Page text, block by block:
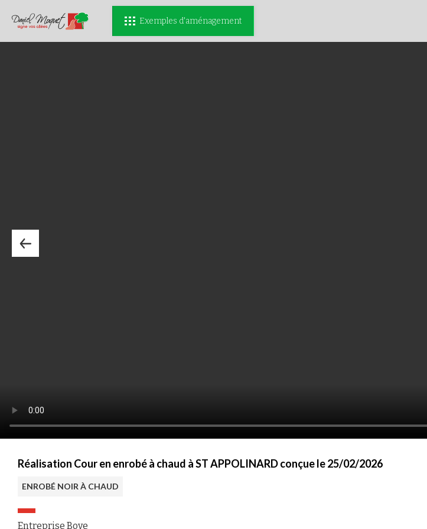
Exemples d'aménagement
Réalisation Cour en enrobé à chaud à ST APPOLINARD conçue le 25/02/2026
ENROBÉ NOIR À CHAUD
Entreprise Bove